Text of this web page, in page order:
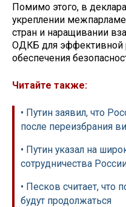
Помимо этого, в
укреплении
стран и наращивании
ОДКБ для эффективной
обеспечения
Читайте также:
• Путин заявил, что
после переизбрания
• Путин указал на
сотрудничества
• Песков считает,
будут продолжаться